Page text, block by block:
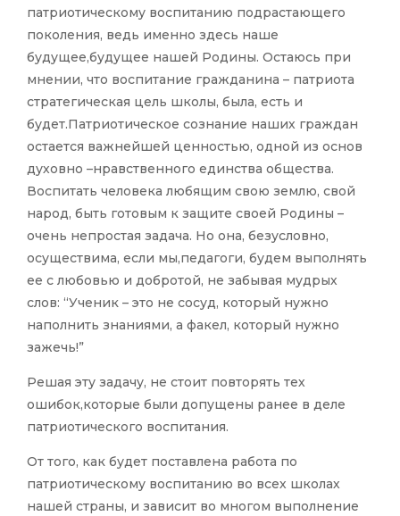
патриотическому воспитанию подрастающего
поколения, ведь именно здесь наше
будущее,будущее нашей Родины. Остаюсь при
мнении, что воспитание гражданина – патриота
стратегическая цель школы, была, есть и
будет.Патриотическое сознание наших граждан
остается важнейшей ценностью, одной из основ
духовно –нравственного единства общества.
Воспитать человека любящим свою землю, свой
народ, быть готовым к защите своей Родины –
очень непростая задача. Но она, безусловно,
осуществима, если мы,педагоги, будем выполнять
ее с любовью и добротой, не забывая мудрых
слов: “Ученик – это не сосуд, который нужно
наполнить знаниями, а факел, который нужно
зажечь!”
Решая эту задачу, не стоит повторять тех
ошибок,которые были допущены ранее в деле
патриотического воспитания.
От того, как будет поставлена работа по
патриотическому воспитанию во всех школах
нашей страны, и зависит во многом выполнение